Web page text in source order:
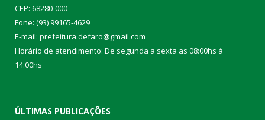
CEP: 68280-000
Fone: (93) 99165-4629
E-mail: prefeitura.defaro@gmail.com
Horário de atendimento: De segunda a sexta as 08:00hs à
14:00hs
ÚLTIMAS PUBLICAÇÕES